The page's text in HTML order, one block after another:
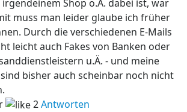
Shop o.Ä. dabei ist, war
muss man leider glaube ich früher
Durch die verschiedenen E-Mails
leicht auch Fakes von Banken oder
u.Ä. - und meine
bisher auch scheinbar noch nicht
2Antworten